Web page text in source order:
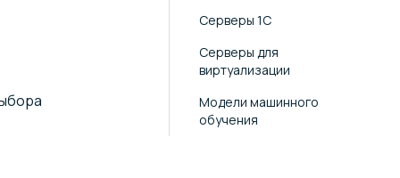
Серверы 1С
Серверы для
виртуализации
Модели машинного
обучения